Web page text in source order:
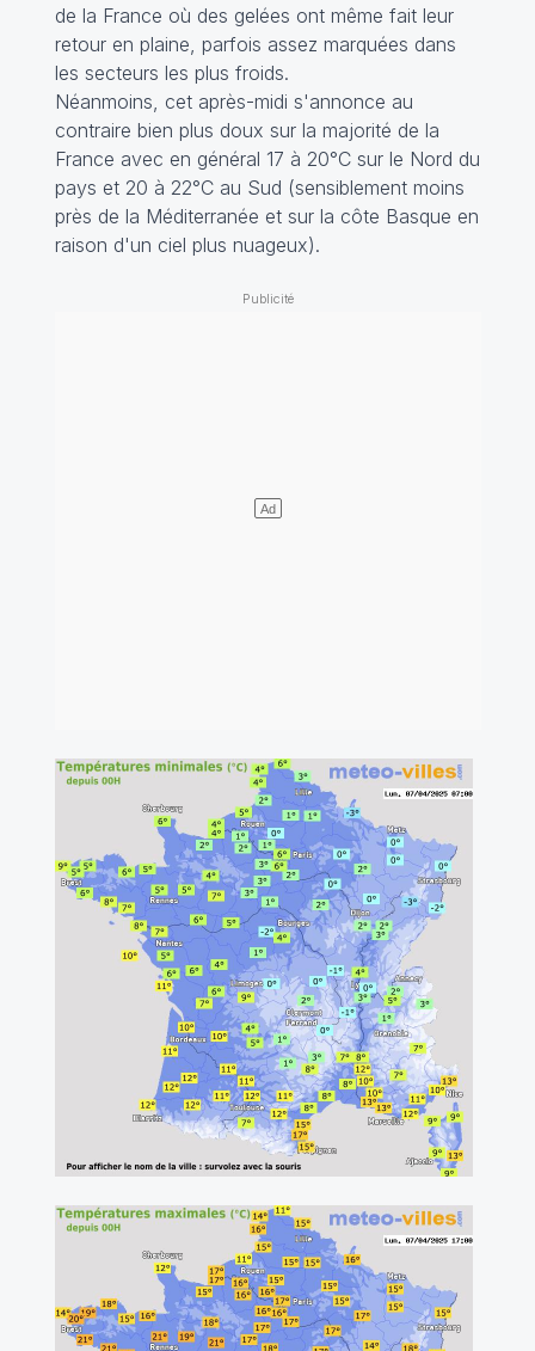
de la France où des gelées ont même fait leur
retour en plaine, parfois assez marquées dans
les secteurs les plus froids.
Néanmoins, cet après-midi s'annonce au
contraire bien plus doux sur la majorité de la
France avec en général 17 à 20°C sur le Nord du
pays et 20 à 22°C au Sud (sensiblement moins
près de la Méditerranée et sur la côte Basque en
raison d'un ciel plus nuageux).